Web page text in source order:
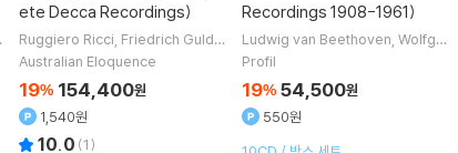
ete Decca Recordings)
Ruggiero Ricci Friedrich Gulda
Carlo Bussotti Julius Katchen
Australian Eloquence
19% 154,400원
1,540원
10.0 (1)
Recordings 1908-1961)
Ludwig van Beethoven Wolfga
ng Amadeus Mozart
9명
Profil
19% 54,500원
550원